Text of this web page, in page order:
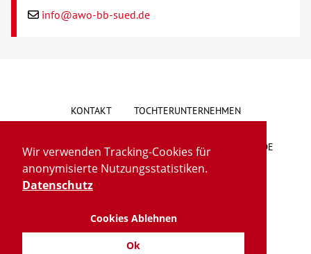
Wir verwenden Tracking-Cookies für
anonymisierte Nutzungsstatistiken.
Datenschutz
Cookies Ablehnen
Ok
info@awo-bb-sued.de
KONTAKT TOCHTERUNTERNEHMEN
HINWEISGEBERSYSTEM VORSCHLAG/BESCHWERDE
LIEFERKETTENGESETZ
IMPRESSUM DATENSCHUTZ